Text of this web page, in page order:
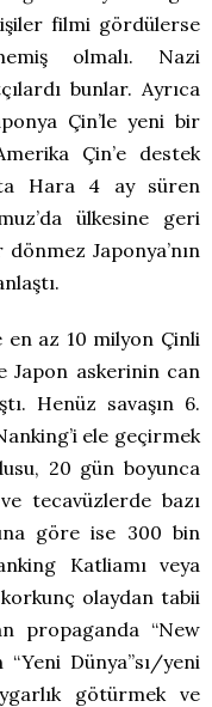
filmi gördülerse
olmalı. Nazi
bunlar. Ayrıca
Çin’le yeni bir
Çin’e destek
Hara 4 ay süren
ülkesine geri
Japonya’nın
en az 10 milyon Çinli
Japon askerinin can
Henüz savaşın 6.
ele geçirmek
20 gün boyunca
tecavüzlerde bazı
göre ise 300 bin
Katliamı veya
olaydan tabii
propaganda “New
“Yeni Dünya”sı/yeni
götürmek ve